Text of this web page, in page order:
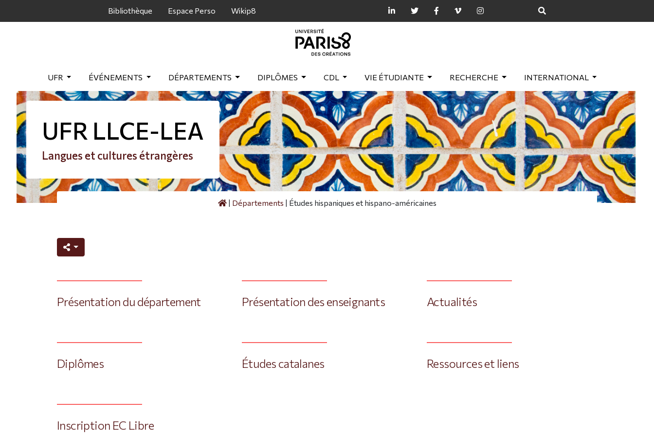
Bibliothèque Espace Perso Wikip8
UFR ÉVÉNEMENTS DÉPARTEMENTS DIPLÔMES CDL VIE ÉTUDIANTE RECHERCHE INTERNATIONAL
UFR LLCE-LEA
Langues et cultures étrangères
| Départements | Études hispaniques et hispano-américaines
Présentation du département Présentation des enseignants Actualités
Diplômes Études catalanes Ressources et liens
Inscription EC Libre